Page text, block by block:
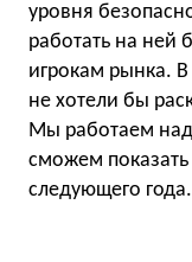
уровня
работать на
игрокам рынка.
не хотели бы
Мы работаем
сможем
следующего года.